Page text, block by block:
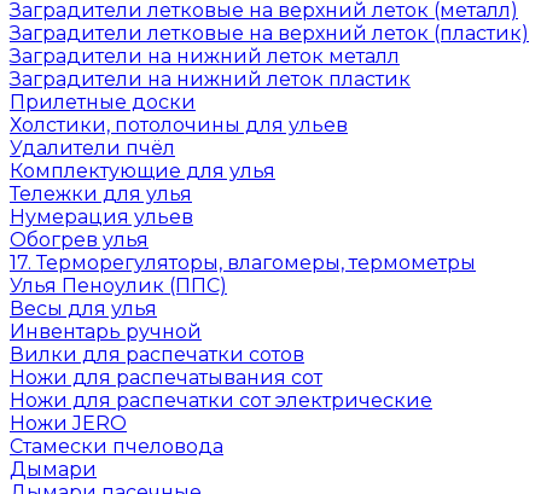
Заградители летковые на верхний леток (металл)
Заградители летковые на верхний леток (пластик)
Заградители на нижний леток металл
Заградители на нижний леток пластик
Прилетные доски
Холстики, потолочины для ульев
Удалители пчёл
Комплектующие для улья
Тележки для улья
Нумерация ульев
Обогрев улья
17. Терморегуляторы, влагомеры, термометры
Улья Пеноулик (ППС)
Весы для улья
Инвентарь ручной
Вилки для распечатки сотов
Ножи для распечатывания сот
Ножи для распечатки сот электрические
Ножи JERO
Стамески пчеловода
Дымари